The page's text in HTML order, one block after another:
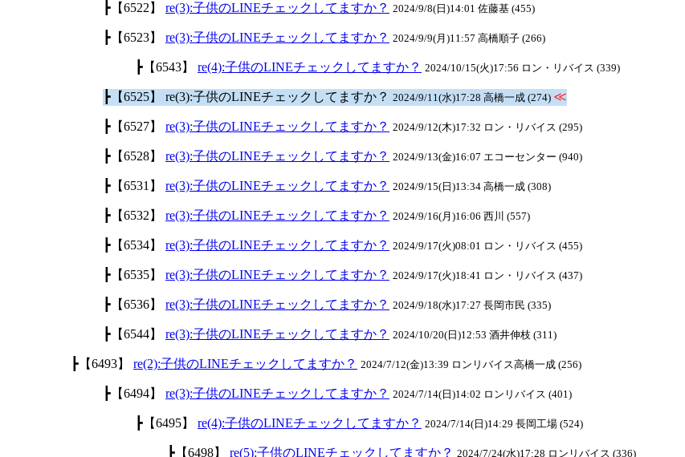
┣【6522】 re(3):子供のLINEチェックしてますか？ 2024/9/8(日)14:01 佐藤基 (455)
┣【6523】 re(3):子供のLINEチェックしてますか？ 2024/9/9(月)11:57 高橋順子 (266)
┣【6543】 re(4):子供のLINEチェックしてますか？ 2024/10/15(火)17:56 ロン・リバイス (339)
┣【6525】 re(3):子供のLINEチェックしてますか？ 2024/9/11(水)17:28 高橋一成 (274) ≪
┣【6527】 re(3):子供のLINEチェックしてますか？ 2024/9/12(木)17:32 ロン・リバイス (295)
┣【6528】 re(3):子供のLINEチェックしてますか？ 2024/9/13(金)16:07 エコーセンター (940)
┣【6531】 re(3):子供のLINEチェックしてますか？ 2024/9/15(日)13:34 高橋一成 (308)
┣【6532】 re(3):子供のLINEチェックしてますか？ 2024/9/16(月)16:06 西川 (557)
┣【6534】 re(3):子供のLINEチェックしてますか？ 2024/9/17(火)08:01 ロン・リバイス (455)
┣【6535】 re(3):子供のLINEチェックしてますか？ 2024/9/17(火)18:41 ロン・リバイス (437)
┣【6536】 re(3):子供のLINEチェックしてますか？ 2024/9/18(水)17:27 長岡市民 (335)
┣【6544】 re(3):子供のLINEチェックしてますか？ 2024/10/20(日)12:53 酒井伸枝 (311)
┣【6493】 re(2):子供のLINEチェックしてますか？ 2024/7/12(金)13:39 ロンリバイス高橋一成 (256)
┣【6494】 re(3):子供のLINEチェックしてますか？ 2024/7/14(日)14:02 ロンリバイス (401)
┣【6495】 re(4):子供のLINEチェックしてますか？ 2024/7/14(日)14:29 長岡工場 (524)
┣【6498】 re(5):子供のLINEチェックしてますか？ 2024/7/24(水)17:28 ロンリバイス (336)